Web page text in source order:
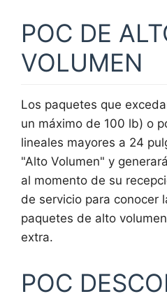
POC DE
VOLUMEN
Los paquetes que
un máximo de 100 lb) o
lineales mayores a 24
"Alto Volumen" y
al momento de su
de servicio para conocer
paquetes de alto
extra.
POC